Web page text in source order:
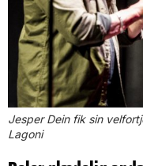
Jesper Dein fik sin
Lagoni